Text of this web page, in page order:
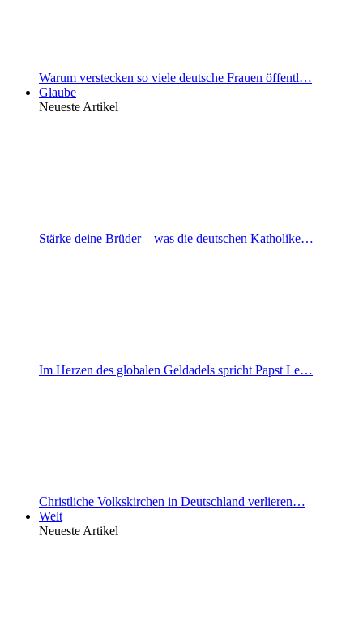
Warum verstecken so viele deutsche Frauen öffentl…
Glaube
Neueste Artikel
Stärke deine Brüder – was die deutschen Katholike…
Im Herzen des globalen Geldadels spricht Papst Le…
Christliche Volkskirchen in Deutschland verlieren…
Welt
Neueste Artikel